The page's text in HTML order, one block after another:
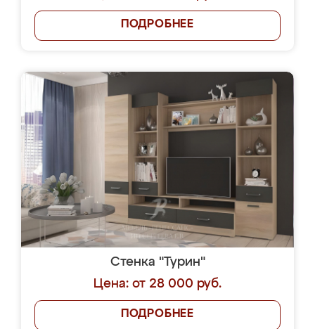
ПОДРОБНЕЕ
Стенка "Турин"
Цена: от 28 000 руб.
ПОДРОБНЕЕ